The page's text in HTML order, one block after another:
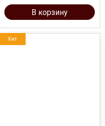
В корзину
Хит